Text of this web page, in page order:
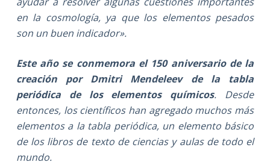
en la cosmología, ya que los elementos pesados
son un buen indicador».
Este año se conmemora el 150 aniversario de la
creación por Dmitri Mendeleev de la tabla
periódica
de los elementos químicos. Desde
entonces, los científicos han agregado muchos más
elementos a la tabla periódica, un elemento básico
de los libros de texto de ciencias y aulas de todo el
mundo.